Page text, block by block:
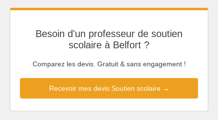
Besoin d'un professeur de soutien
scolaire à Belfort ?
Comparez les devis. Gratuit & sans engagement !
Recevoir mes devis Soutien scolaire →